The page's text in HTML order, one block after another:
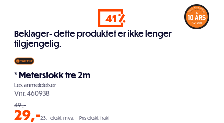
41
Beklager- dette produktet er ikke lenger
tilgjengelig.
* Meterstokk tre 2m
Lesanmeldelser
Vnr.460938
49,-
29,-23,- ekskl. mva. Pris ekskl. frakt